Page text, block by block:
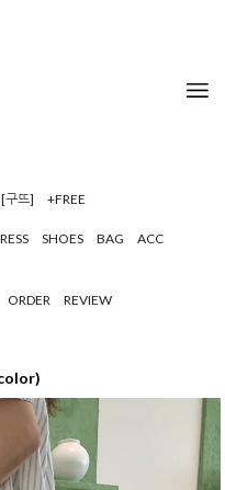
구뜨] +FREE
SHOES BAG ACC
ORDER REVIEW